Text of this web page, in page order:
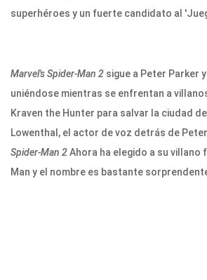
superhéroes y un fuerte candidato al
Marvel's Spider-Man 2 sigue a Peter Parker
uniéndose mientras se enfrentan a
Kraven the Hunter para salvar la ciudad
Lowenthal, el actor de voz detrás de
Spider-Man 2Ahora ha elegido a su villano
Man y el nombre es bastante